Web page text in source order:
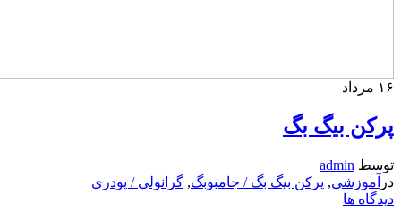
۱۶ مرداد
پرکن بیگ بگ
توسط admin
در آموزشی, پرکن بیگ بگ / جامبوبگ, گرانولی / پودری
دیدگاه ها